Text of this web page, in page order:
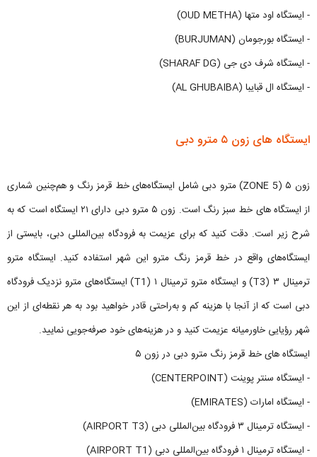
- ایستگاه اود متها (OUD METHA)
- ایستگاه بورجومان (BURJUMAN)
- ایستگاه شرف دی جی (SHARAF DG)
- ایستگاه ال قبایبا (AL GHUBAIBA)
ایستگاه های زون ۵ مترو دبی
زون ۵ (ZONE 5) مترو دبی شامل ایستگاه‌های خط قرمز رنگ و هم‌چنین شماری
از ایستگاه های خط سبز رنگ است. زون ۵ مترو دبی دارای ۲۱ ایستگاه است که به
شرح زیر است. دقت کنید که برای عزیمت به فرودگاه بین‌المللی دبی، بایستی از
ایستگاه‌های واقع در خط قرمز رنگ مترو این شهر استفاده کنید. ایستگاه مترو
ترمینال ۳ (T3) و ایستگاه مترو ترمینال ۱ (T1) ایستگاه‌های مترو نزدیک فرودگاه
دبی است که از آنجا با هزینه کم و به‌راحتی قادر خواهید بود به هر نقطه‌ای از این
شهر رؤیایی خاورمیانه عزیمت کنید و در هزینه‌های خود صرفه‌جویی نمایید.
ایستگاه های خط قرمز رنگ مترو دبی در زون ۵
- ایستگاه سنتر پوینت (CENTERPOINT)
- ایستگاه امارات (EMIRATES)
- ایستگاه ترمینال ۳ فرودگاه بین‌المللی دبی (AIRPORT T3)
- ایستگاه ترمینال ۱ فرودگاه بین‌المللی دبی (AIRPORT T1)